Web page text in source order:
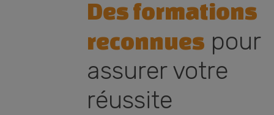
Des formations
reconnues pour
assurer votre
réussite